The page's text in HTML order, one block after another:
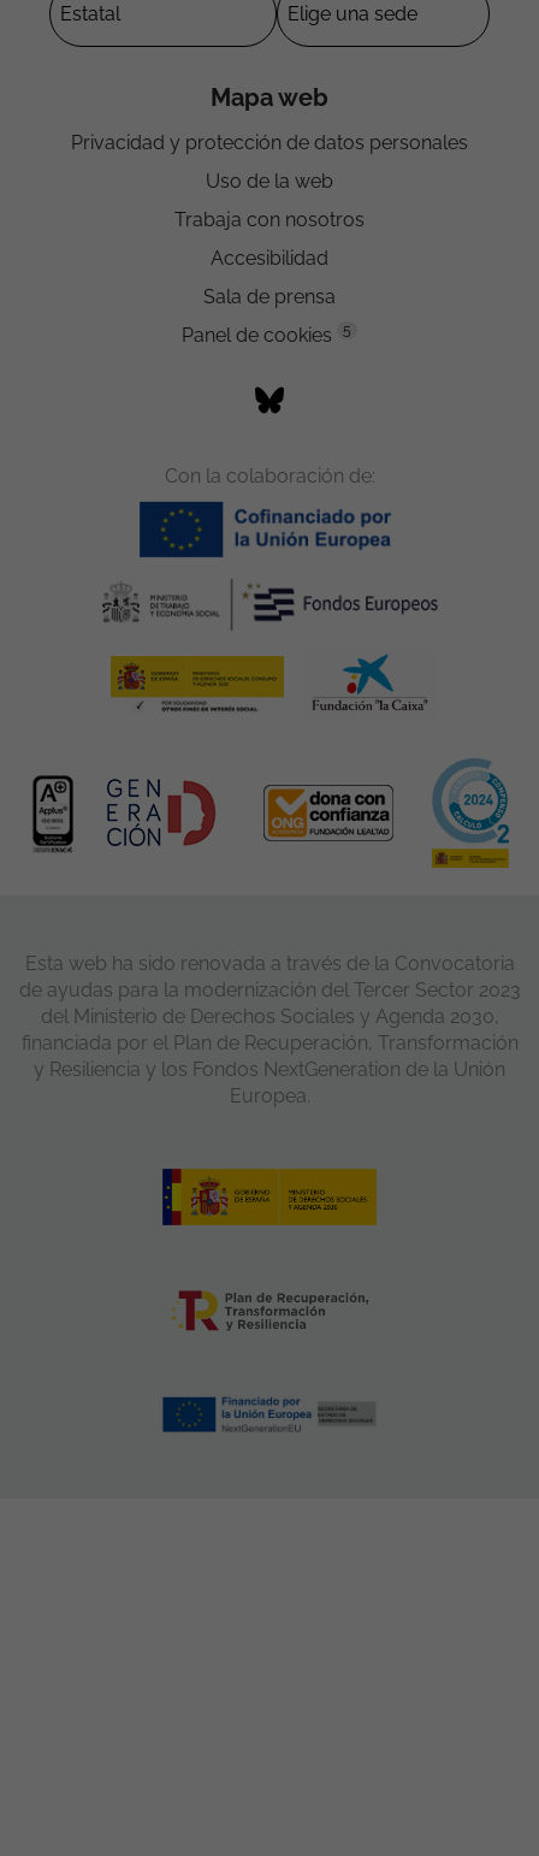
Mapa web
Privacidad y protección de datos personales
Uso de la web
Trabaja con nosotros
Accesibilidad
Sala de prensa
Panel de cookies
5
Con la colaboración de:
Esta web ha sido renovada a través de la Convocatoria
de ayudas para la modernización del Tercer Sector 2023
del Ministerio de Derechos Sociales y Agenda 2030,
financiada por el Plan de Recuperación, Transformación
y Resiliencia y los Fondos NextGeneration de la Unión
Europea.